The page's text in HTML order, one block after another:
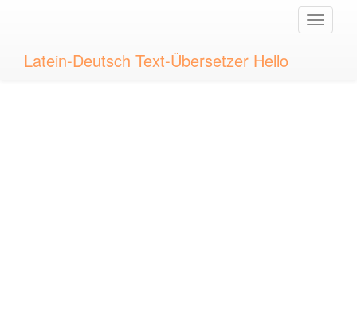
Toggle
Latein-Deutsch Text-Übersetzer Hello